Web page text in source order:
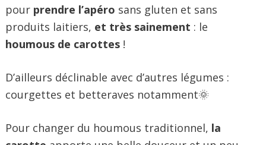
pour prendre l’apéro sans gluten et sans
produits laitiers, et très sainement : le
houmous de carottes !
D’ailleurs déclinable avec d’autres légumes :
courgettes et betteraves notamment🌞
Pour changer du houmous traditionnel, la